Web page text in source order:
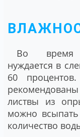
Во время
нуждается в
60
листвы из
можно
количество